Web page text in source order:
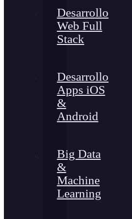
Desarrollo
Web Full
Stack
Desarrollo
Apps iOS
&
Android
Big Data
&
Machine
Learning